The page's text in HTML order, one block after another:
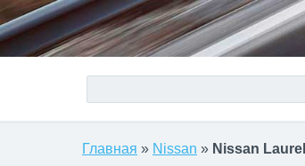
Главная » Nissan » Nissan Laurel